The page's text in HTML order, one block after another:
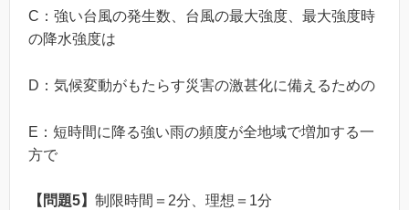
C：強い台風の発生数、台風の最大強度、最大強度時
の降水強度は
D：気候変動がもたらす災害の激甚化に備えるための
E：短時間に降る強い雨の頻度が全地域で増加する一
方で
【問題5】 制限時間＝2分、理想＝1分